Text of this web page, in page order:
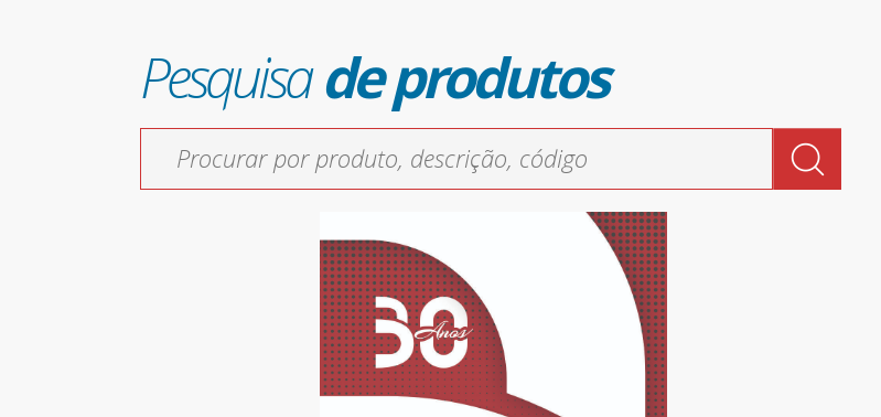
Pesquisade produtos